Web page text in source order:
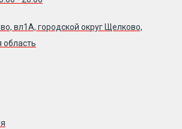
вл1А, городской округ Щелково,
область